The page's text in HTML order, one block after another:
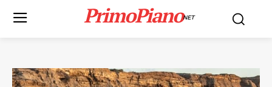
PrimoPianoNET